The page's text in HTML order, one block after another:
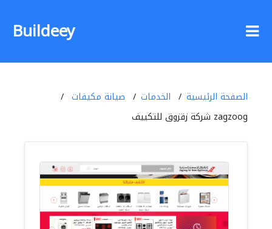
Buildeey
الصفحة الرئيسية الخدمات
صيانة مكيفات
zagzoog شركة زقزوق للتكييف